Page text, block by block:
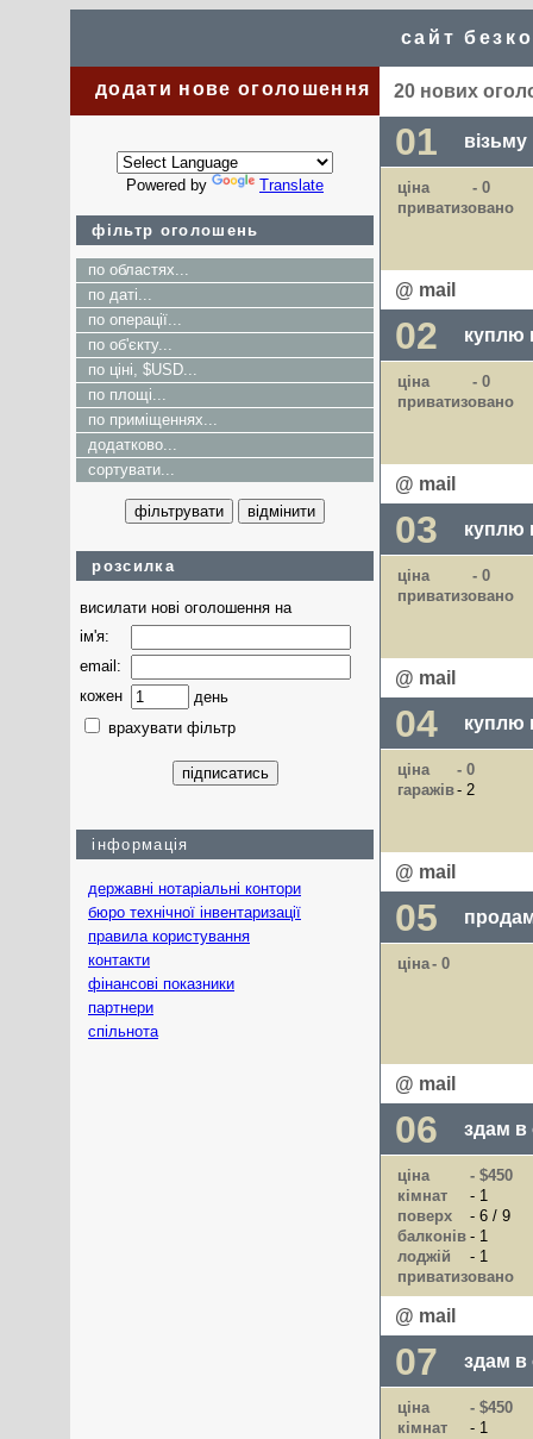
сайт
додати нове оголошення
Powered by Translate
фільтр оголошень
по областях...
по даті...
по операції...
по об'єкту...
по ціні, $USD...
по площі...
по приміщеннях...
додатково...
сортувати...
розсилка
висилати нові оголошення на
ім'я:
email:
кожен
день
врахувати фільтр
інформація
державні нотаріальні контори
бюро технічної інвентаризації
правила користування
контакти
фінансові показники
партнери
спільнота
20 нових
01
ціна
- 0
приватизовано
@ mail
02 куплю
ціна
- 0
приватизовано
@ mail
03 куплю
ціна
- 0
приватизовано
@ mail
04 куплю
ціна
- 0
гаражів- 2
@ mail
05
ціна- 0
@ mail
06 здам в
ціна
- $450
кімнат
- 1
поверх
- 6 / 9
балконів - 1
лоджій
- 1
приватизовано
@ mail
07 здам в
ціна
- $450
кімнат
- 1